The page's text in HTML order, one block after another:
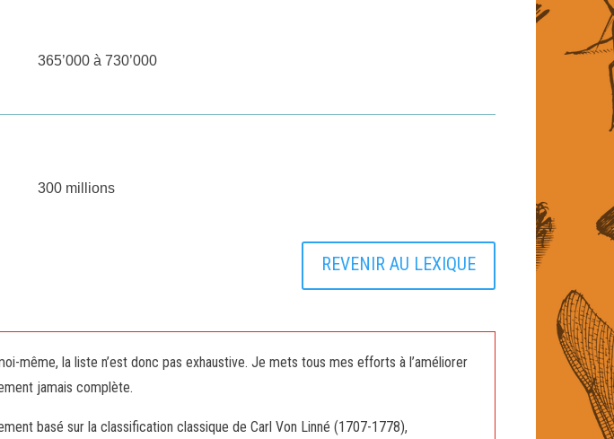
365’000 à 730’000
300 millions
REVENIR AU LEXIQUE
même, la liste n’est donc pas exhaustive. Je mets tous mes efforts à l’améliorer
jamais complète.
basé sur la classification classique de Carl Von Linné (1707-1778),